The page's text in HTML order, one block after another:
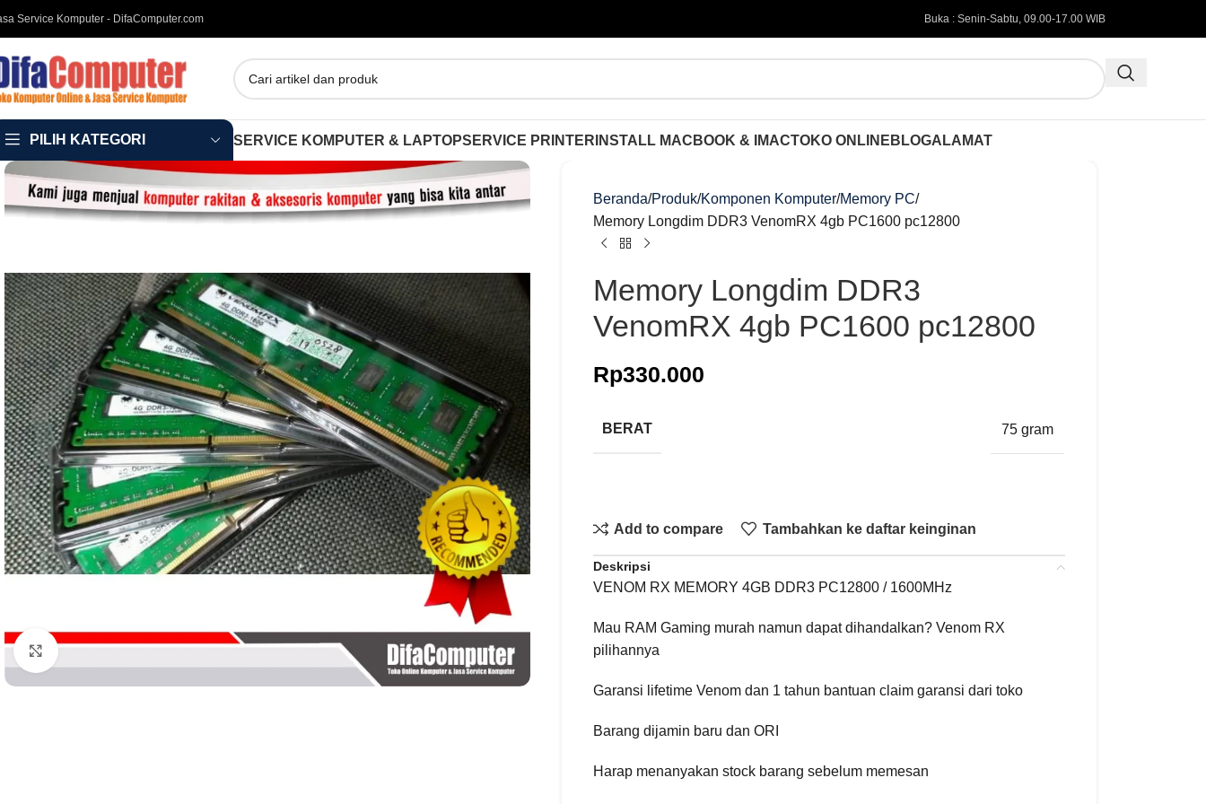
Service Komputer - DifaComputer.com Buka : Senin-Sabtu, 09.00-17.00 WIB
PILIH KATEGORI SERVICE KOMPUTER & LAPTOPSERVICE PRINTER INSTALL MACBOOK & IMACTOKO ONLINE BLOGALAMAT
Beranda Produk Komponen Komputer Memory PC
Memory Longdim DDR3 VenomRX 4gb PC1600 pc12800
Memory Longdim DDR3
VenomRX 4gb PC1600 pc12800
Rp330.000
BERAT 75 gram
Add to compare Tambahkan ke daftar keinginan
Deskripsi
VENOM RX MEMORY 4GB DDR3 PC12800 / 1600MHz
Mau RAM Gaming murah namun dapat dihandalkan? Venom RX
pilihannya
Garansi lifetime Venom dan 1 tahun bantuan claim garansi dari toko
Barang dijamin baru dan ORI
Harap menanyakan stock barang sebelum memesan